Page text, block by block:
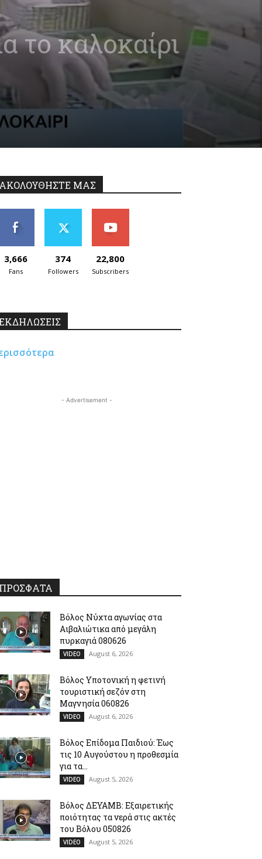
το καλοκαίρι
ΜΑΣ
3,666
Fans
374
Followers
22,800
Subscribers
- Advertisement -
Βόλος Νύχτα αγωνίας στα
Αιβαλιώτικα από μεγάλη
πυρκαγιά 080626
VIDEO August 6, 2026
Βόλος Υποτονική η φετινή
τουριστική σεζόν στη
Μαγνησία 060826
VIDEO August 6, 2026
Βόλος Επίδομα Παιδιού: Έως
τις 10 Αυγούστου η προθεσμία
για τα...
VIDEO August 5, 2026
Βόλος ΔΕΥΑΜΒ: Εξαιρετικής
ποιότητας τα νερά στις ακτές
του Βόλου 050826
VIDEO August 5, 2026